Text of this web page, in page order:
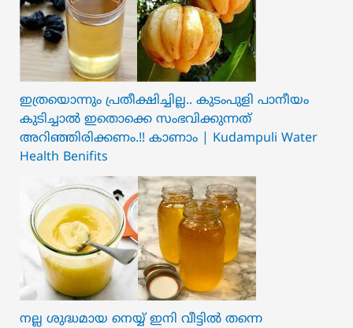
ഇത്രയൊന്നും പ്രതീക്ഷിച്ചില്ല.. ക‍ു‌ടംപുളി പാനീയം
കുടിച്ചാൽ ഇതൊക്കെ സംഭവിക്കുന്നത്
അറിഞ്ഞിരിക്കണം.!! കാണാം | Kudampuli Water
Health Benifits
നല്ല ശുദ്ധമായ നെയ്യ് ഇനി വീട്ടിൽ തന്നെ